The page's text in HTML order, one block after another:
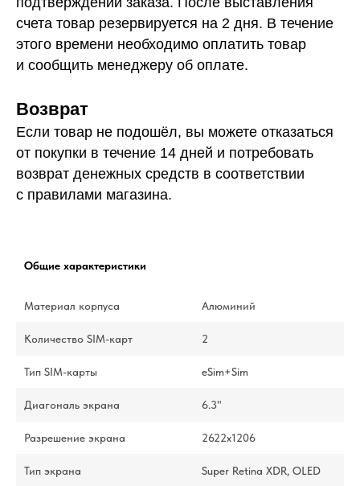
счета товар резервируется на 2 дня. В течение
этого времени необходимо оплатить товар
и сообщить менеджеру об оплате.
Возврат
Если товар не подошёл, вы можете отказаться
от покупки в течение 14 дней и потребовать
возврат денежных средств в соответствии
с правилами магазина.
Общие характеристики
Материал корпуса Алюминий
Количество SIM-карт 2
Тип SIM-карты eSim+Sim
Диагональ экрана 6.3"
Разрешение экрана 2622х1206
Тип экрана Super Retina XDR, OLED